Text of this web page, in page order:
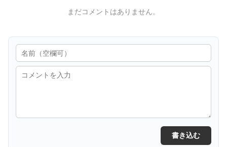
まだコメントはありません。
書き込む